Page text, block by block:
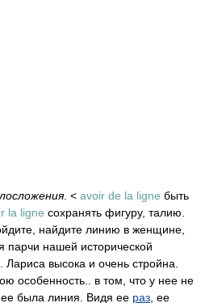
. < avoir de la ligne быть
la ligne сохранять фигуру, талию.
найдите линию в женщине,
парчи нашей исторической
высока и очень стройна.
особенность.. в том, что у нее не
была линия. Видя ее раз , ее